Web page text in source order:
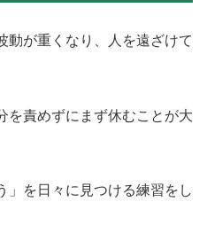
動が重くなり、人を遠ざけて
を責めずにまず休むことが大
」を日々に見つける練習をし